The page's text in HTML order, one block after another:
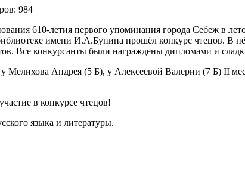
984
610-летия первого упоминания города Себеж в
имени И.А.Бунина прошёл конкурс чтецов. В
Все конкурсанты были награждены дипломами и
Мелихова Андрея (5 Б), у Алексеевой Валерии (7 Б) II
в конкурсе чтецов!
языка и литературы.